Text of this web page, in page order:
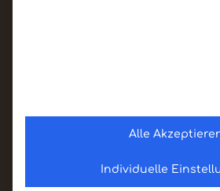
Alle
Individuelle